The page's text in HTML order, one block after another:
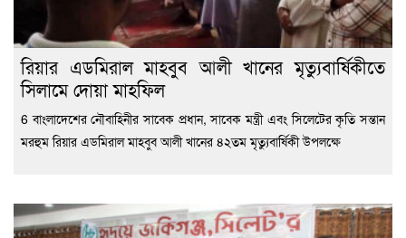
রিয়ার এডমিরাল মাহবুব আলী খানের মৃত্যুবার্ষিকীতে
সিলামে দোয়া মাহফিল
6 বাংলাদেশের নৌবাহিনীর সাবেক প্রধান, সাবেক মন্ত্রী এবং সিলেটের কৃতি সন্তান
মরহুম রিয়ার এডমিরাল মাহবুব আলী খানের ৪২তম মৃত্যুবার্ষিকী উপলক্ষে